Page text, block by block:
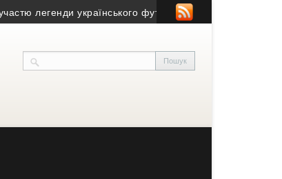
легенди українського футзалу • Драйвовий відпочинок